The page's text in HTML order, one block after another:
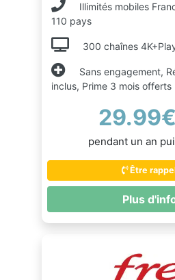
Illimités mobiles
110 pays
300 chaînes
Sans engagement,
inclus, Prime 3 mois
29.99€
pendant un an
Être
Plus